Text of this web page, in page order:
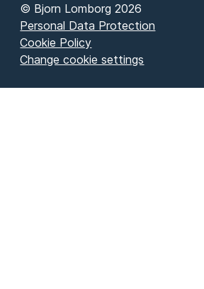
© Bjorn Lomborg 2026
Personal Data Protection
Cookie Policy
Change cookie settings